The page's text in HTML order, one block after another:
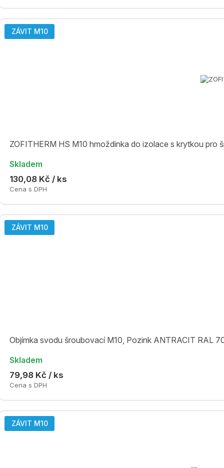
ZÁVIT M10
ZOFITHERM HS M10 hmoždinka do izolace s krytkou pro
Skladem
130,08 Kč / ks
Cena s DPH
ZÁVIT M10
Objímka svodu šroubovací M10, Pozink ANTRACIT RAL
Skladem
79,98 Kč / ks
Cena s DPH
ZÁVIT M10